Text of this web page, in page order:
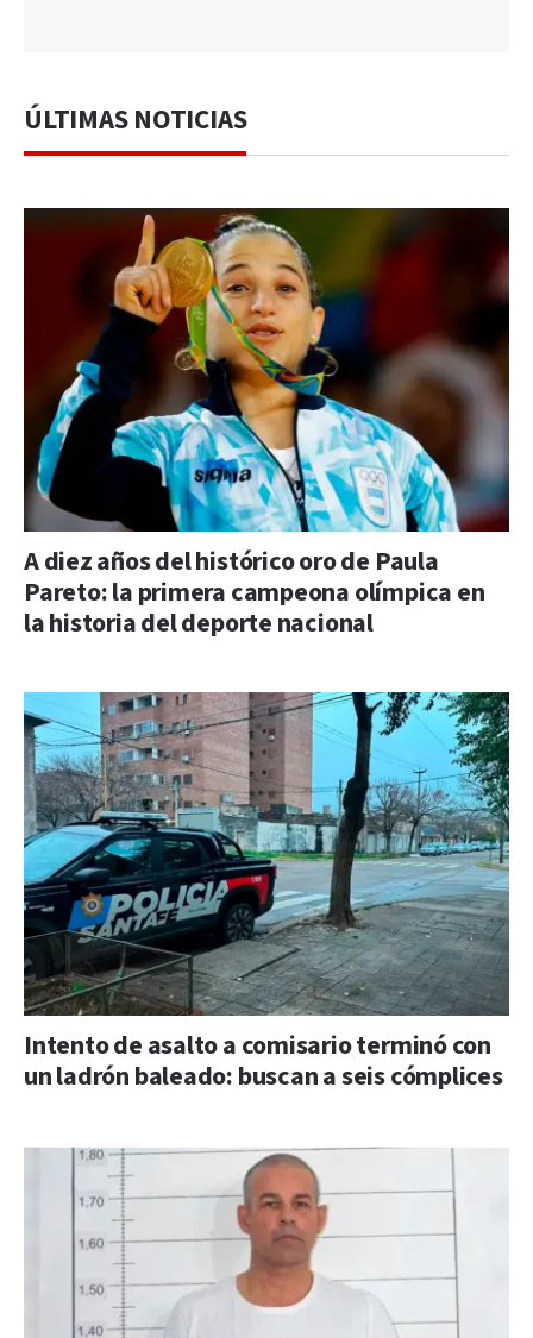
ÚLTIMAS NOTICIAS
A diez años del histórico oro de Paula
Pareto: la primera campeona olímpica en
la historia del deporte nacional
Intento de asalto a comisario terminó con
un ladrón baleado: buscan a seis cómplices